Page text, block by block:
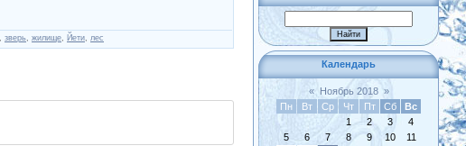
зверь жилище Йети лес
Календарь
« Ноябрь 2018 »
Пн
Вт Ср Чт Пт Сб
Вс
1
2 3
4
5
6 7 8 9 10
11